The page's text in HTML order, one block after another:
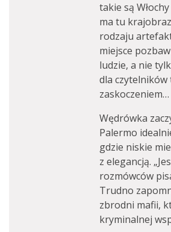
takie są
ma tu
rodzaju
miejsce
ludzie, a nie
dla czytelników
zaskoczeniem…
Wędrówka
Palermo
gdzie niskie
z elegancją.
rozmówców
Trudno
zbrodni mafii,
kryminalnej